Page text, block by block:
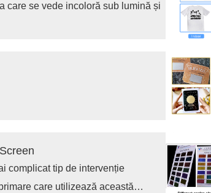
care se vede incoloră sub lumină și
complicat tip de intervenție
care utilizează această